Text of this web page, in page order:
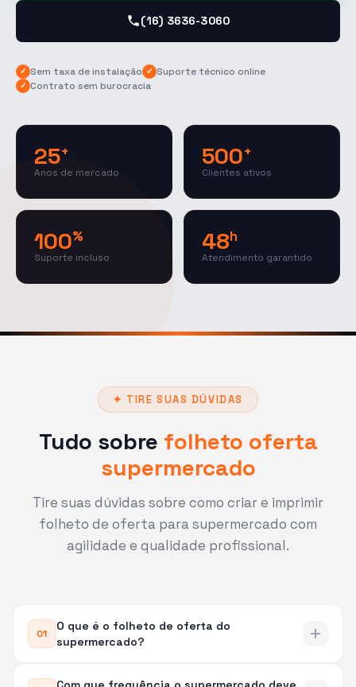
(16) 3636-3060
✓ Sem taxa de instalação ✓ Suporte técnico online
✓ Contrato sem burocracia
25+
Anos de mercado
500+
Clientes ativos
100%
Suporte incluso
48h
Atendimento garantido
✦ TIRE SUAS DÚVIDAS
Tudo sobre folheto oferta
supermercado
Tire suas dúvidas sobre como criar e imprimir
folheto de oferta para supermercado com
agilidade e qualidade profissional.
01
O que é o folheto de oferta do
supermercado?